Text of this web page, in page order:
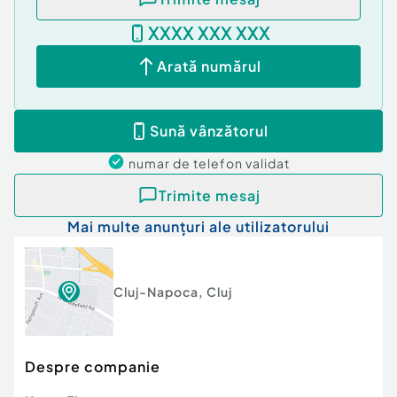
Cluj-Napoca.
Id intern: P21328
Număr Băi:1
XXXX XXX XXX
Arată numărul
Sună vânzătorul
numar de telefon validat
Trimite mesaj
Mai multe anunțuri ale utilizatorului
Cluj-Napoca, Cluj
Despre companie